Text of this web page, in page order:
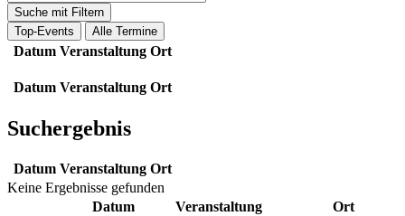
Suche mit Filtern
Top-Events
Alle Termine
Datum Veranstaltung Ort
Datum Veranstaltung Ort
Suchergebnis
Datum Veranstaltung Ort
Keine Ergebnisse gefunden
Datum
Veranstaltung Ort